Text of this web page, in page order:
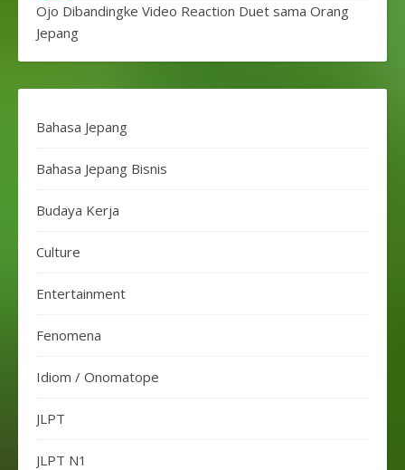
Ojo Dibandingke Video Reaction Duet sama Orang
Jepang
Bahasa Jepang
Bahasa Jepang Bisnis
Budaya Kerja
Culture
Entertainment
Fenomena
Idiom / Onomatope
JLPT
JLPT N1